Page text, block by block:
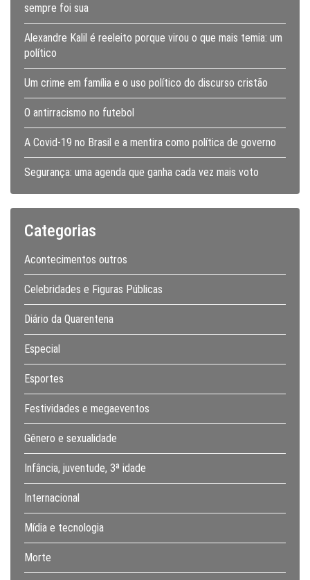
sempre foi sua
Alexandre Kalil é reeleito porque virou o que mais temia: um
político
Um crime em família e o uso político do discurso cristão
O antirracismo no futebol
A Covid-19 no Brasil e a mentira como política de governo
Segurança: uma agenda que ganha cada vez mais voto
Categorias
Acontecimentos outros
Celebridades e Figuras Públicas
Diário da Quarentena
Especial
Esportes
Festividades e megaeventos
Gênero e sexualidade
Infância, juventude, 3ª idade
Internacional
Mídia e tecnologia
Morte